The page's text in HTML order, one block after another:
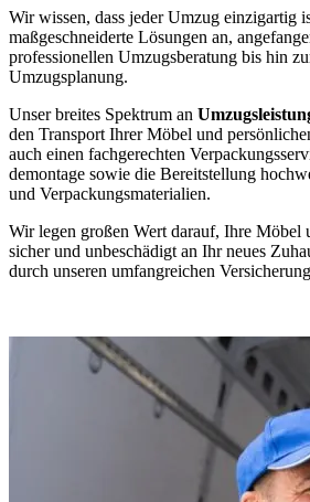
Wir wissen, dass jeder Umzug einzigartig
maßgeschneiderte Lösungen an,
professionellen Umzugsberatung bis hin
Umzugsplanung.
Unser breites Spektrum an
den Transport Ihrer Möbel und
auch einen fachgerechten
demontage sowie die Bereitstellung
und Verpackungsmaterialien.
Wir legen großen Wert darauf, Ihre Möbel
sicher und unbeschädigt an Ihr neues
durch unseren umfangreichen